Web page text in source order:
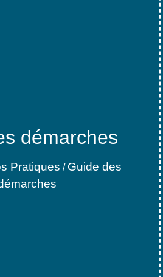
démarches
Pratiques / Guide des